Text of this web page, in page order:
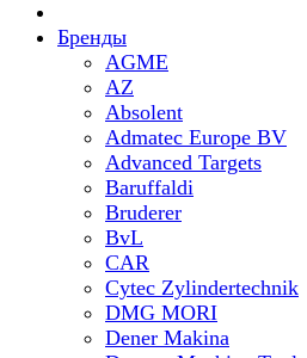
Бренды
AGME
AZ
Absolent
Admatec Europe BV
Advanced Targets
Baruffaldi
Bruderer
BvL
CAR
Cytec Zylindertechnik
DMG MORI
Dener Makina